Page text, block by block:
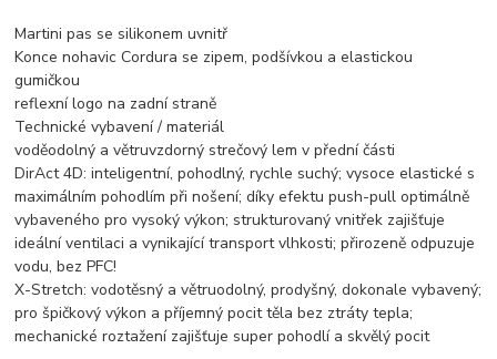
Martini pas se silikonem uvnitř
Konce nohavic Cordura se zipem, podšívkou a elastickou
gumičkou
reflexní logo na zadní straně
Technické vybavení / materiál
voděodolný a větruvzdorný strečový lem v přední části
DirAct 4D: inteligentní, pohodlný, rychle suchý; vysoce elastické s
maximálním pohodlím při nošení; díky efektu push-pull optimálně
vybaveného pro vysoký výkon; strukturovaný vnitřek zajišťuje
ideální ventilaci a vynikající transport vlhkosti; přirozeně odpuzuje
vodu, bez PFC!
X-Stretch: vodotěsný a větruodolný, prodyšný, dokonale vybavený;
pro špičkový výkon a příjemný pocit těla bez ztráty tepla;
mechanické roztažení zajišťuje super pohodlí a skvělý pocit